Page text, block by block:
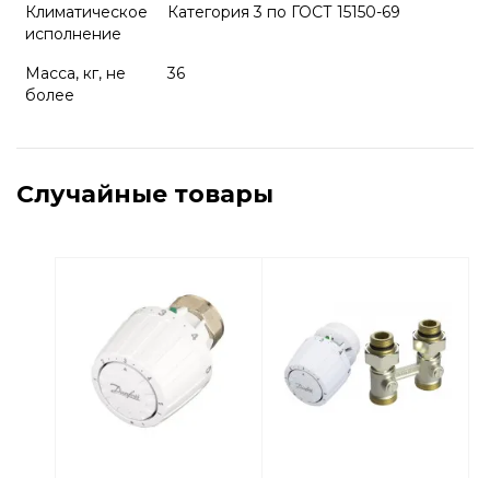
Климатическое
исполнение
Категория 3 по ГОСТ 15150-69
Масса, кг, не
более
36
Случайные товары